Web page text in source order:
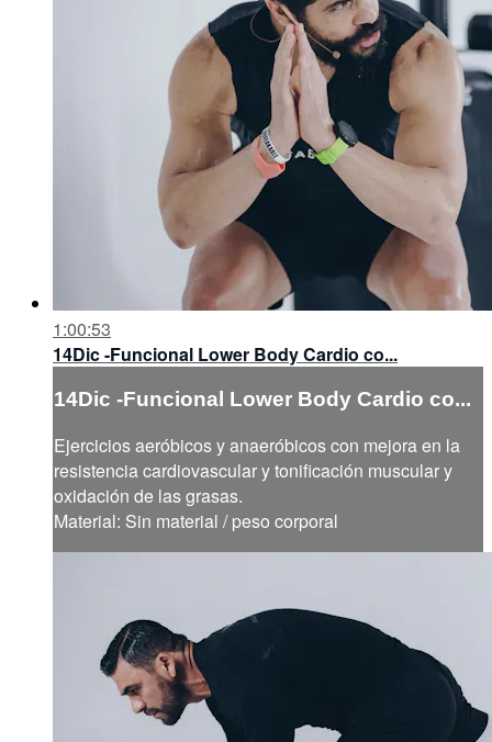
1:00:53
14Dic -Funcional Lower Body Cardio co...
14Dic -Funcional Lower Body Cardio co...
Ejercicios aeróbicos y anaeróbicos con mejora en la
resistencia cardiovascular y tonificación muscular y
oxidación de las grasas.
Material: Sin material / peso corporal